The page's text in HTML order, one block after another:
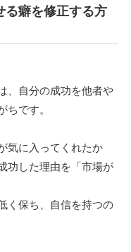
癖を修正する方
、自分の成功を他者や
です。
気に入ってくれたか
功した理由を「市場が
く保ち、自信を持つの